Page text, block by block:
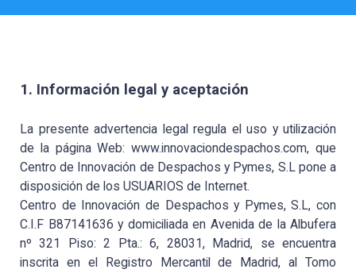
1. Información legal y aceptación
La presente advertencia legal regula el uso y utilización
de la página Web: www.innovaciondespachos.com, que
Centro de Innovación de Despachos y Pymes, S.L pone a
disposición de los USUARIOS de Internet.
Centro de Innovación de Despachos y Pymes, S.L, con
C.I.F B87141636 y domiciliada en Avenida de la Albufera
nº 321 Piso: 2 Pta.: 6, 28031, Madrid, se encuentra
inscrita en el Registro Mercantil de Madrid, al Tomo